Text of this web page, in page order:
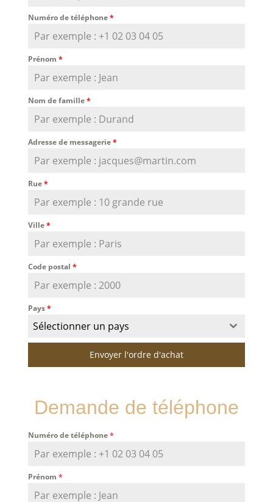
Numéro de téléphone*
Prénom *
Nom de famille*
Adresse de messagerie*
Rue*
Ville*
Code postal *
Pays*
Sélectionner un pays
Envoyer l'ordre d'achat
Demande de téléphone
Numéro de téléphone*
Prénom *